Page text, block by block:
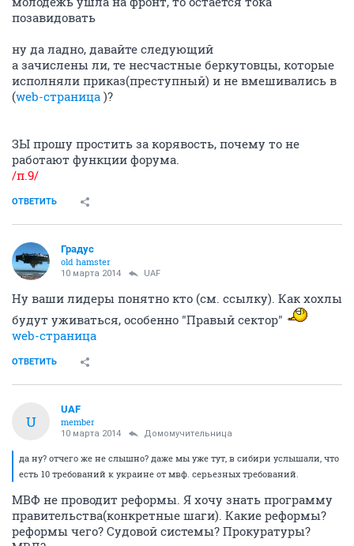
позавидовать
ну да ладно, давайте следующий
а зачислены ли, те несчастные беркутовцы, которые
исполняли приказ(преступный) и не вмешивались в
(web-страница )?
ЗЫ прошу простить за корявость, почему то не
работают функции форума.
/п.9/
ОТВЕТИТЬ
Градус
old hamster
10 марта 2014 UAF
Ну ваши лидеры понятно кто (см. ссылку). Как хохлы
будут уживаться, особенно "Правый сектор"
web-страница
ОТВЕТИТЬ
U
UAF
member
10 марта 2014 Домомучительница
да ну? отчего же не слышно? даже мы уже тут, в сибири услышали, что
есть 10 требований к украине от мвф. серьезных требований.
МВФ не проводит реформы. Я хочу знать программу
правительства(конкретные шаги). Какие реформы?
реформы чего? Судовой системы? Прокуратуры?